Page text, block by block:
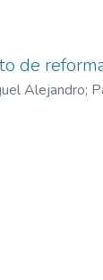
de
Alejandro;